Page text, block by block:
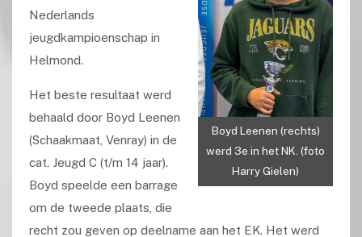
Boyd Leenen (rechts)
werd 3e in het NK. (foto
Harry Gielen)
Nederlands
jeugdkampioenschap in
Helmond.
Het beste resultaat werd
behaald door Boyd Leenen
(Schaakmaat, Venray) in de
cat. Jeugd C (t/m 14 jaar).
Boyd speelde een barrage
om de tweede plaats, die
recht zou geven op deelname aan het EK. Het werd